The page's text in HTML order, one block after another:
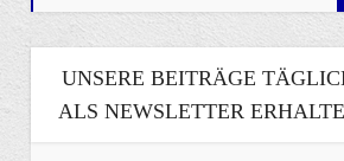
UNSERE BEITRÄGE
ALS NEWSLETTER